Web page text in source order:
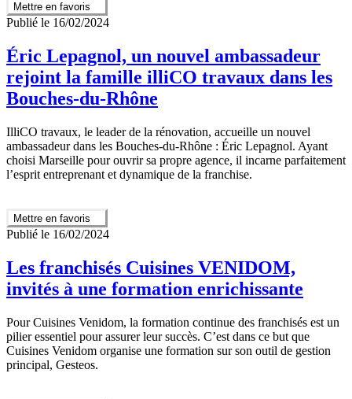
Mettre en favoris
Publié le 16/02/2024
Éric Lepagnol, un nouvel ambassadeur
rejoint la famille illiCO travaux dans les
Bouches-du-Rhône
IlliCO travaux, le leader de la rénovation, accueille un nouvel
ambassadeur dans les Bouches-du-Rhône : Éric Lepagnol. Ayant
choisi Marseille pour ouvrir sa propre agence, il incarne parfaitement
l’esprit entreprenant et dynamique de la franchise.
Mettre en favoris
Publié le 16/02/2024
Les franchisés Cuisines VENIDOM,
invités à une formation enrichissante
Pour Cuisines Venidom, la formation continue des franchisés est un
pilier essentiel pour assurer leur succès. C’est dans ce but que
Cuisines Venidom organise une formation sur son outil de gestion
principal, Gesteos.